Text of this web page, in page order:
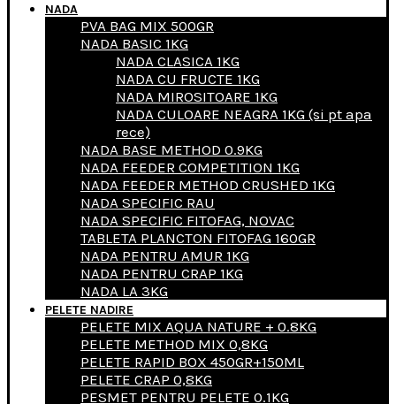
NADA
PVA BAG MIX 500GR
NADA BASIC 1KG
NADA CLASICA 1KG
NADA CU FRUCTE 1KG
NADA MIROSITOARE 1KG
NADA CULOARE NEAGRA 1KG (si pt apa
rece)
NADA BASE METHOD 0.9KG
NADA FEEDER COMPETITION 1KG
NADA FEEDER METHOD CRUSHED 1KG
NADA SPECIFIC RAU
NADA SPECIFIC FITOFAG, NOVAC
TABLETA PLANCTON FITOFAG 160GR
NADA PENTRU AMUR 1KG
NADA PENTRU CRAP 1KG
NADA LA 3KG
PELETE NADIRE
PELETE MIX AQUA NATURE + 0.8KG
PELETE METHOD MIX 0,8KG
PELETE RAPID BOX 450GR+150ML
PELETE CRAP 0,8KG
PESMET PENTRU PELETE 0.1KG